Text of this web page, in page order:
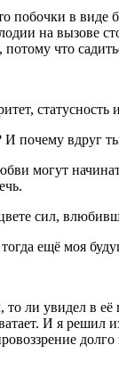
в виде
на вызове
что
статусность
почему вдруг
могут
сил,
ещё моя
ли увидел в
И я